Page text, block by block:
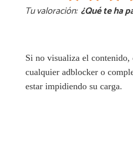
Tu valoración: ¿Qué te ha
Si no visualiza el contenido,
cualquier adblocker o
estar impidiendo su carga.